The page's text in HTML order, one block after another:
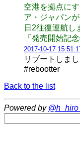
空港を拠点に
ア・ジャパン
日2往復運航し
「発売開始記
2017-10-17
リブートしま
#rebootter
Back to the list
Powered by @h_hiro_